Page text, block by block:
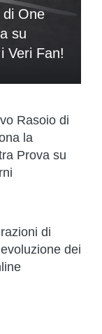
di One
su
Veri Fan!
Rasoio di
la
Prova su
di
dei